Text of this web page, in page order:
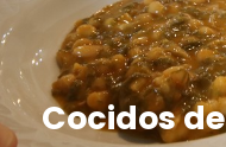
Cocidos